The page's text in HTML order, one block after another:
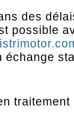
des
possible
échange